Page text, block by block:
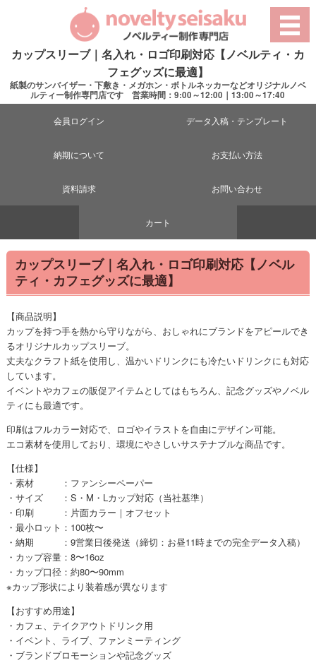
カップスリーブ｜名入れ・ロゴ印刷対応【ノベルティ・カ
フェグッズに最適】
紙製のサンバイザー・下敷き・メガホン・ボトルネッカーなどオリジナルノベ
ルティー制作専門店です 営業時間：9:00～12:00｜13:00～17:40
会員ログイン データ入稿・テンプレート
納期について お支払い方法
資料請求 お問い合わせ
カート
カップスリーブ｜名入れ・ロゴ印刷対応【ノベル
ティ・カフェグッズに最適】
【商品説明】
カップを持つ手を熱から守りながら、おしゃれにブランドをアピールでき
るオリジナルカップスリーブ。
丈夫なクラフト紙を使用し、温かいドリンクにも冷たいドリンクにも対応
しています。
イベントやカフェの販促アイテムとしてはもちろん、記念グッズやノベル
ティにも最適です。
印刷はフルカラー対応で、ロゴやイラストを自由にデザイン可能。
エコ素材を使用しており、環境にやさしいサステナブルな商品です。
【仕様】
・素材 ：ファンシーペーパー
・サイズ ：S・M・Lカップ対応（当社基準）
・印刷 ：片面カラー｜オフセット
・最小ロット：100枚〜
・納期 ：9営業日後発送（締切：お昼11時までの完全データ入稿）
・カップ容量：8〜16oz
・カップ口径：約80〜90mm
※カップ形状により装着感が異なります
【おすすめ用途】
・カフェ、テイクアウトドリンク用
・イベント、ライブ、ファンミーティング
・ブランドプロモーションや記念グッズ